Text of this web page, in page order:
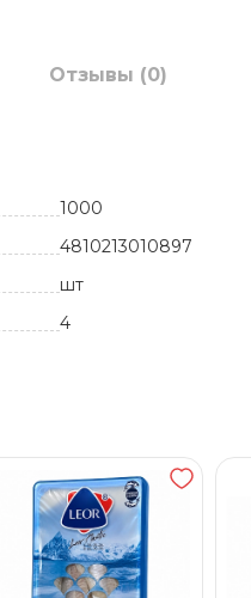
Отзывы (0)
1000
4810213010897
шт
4